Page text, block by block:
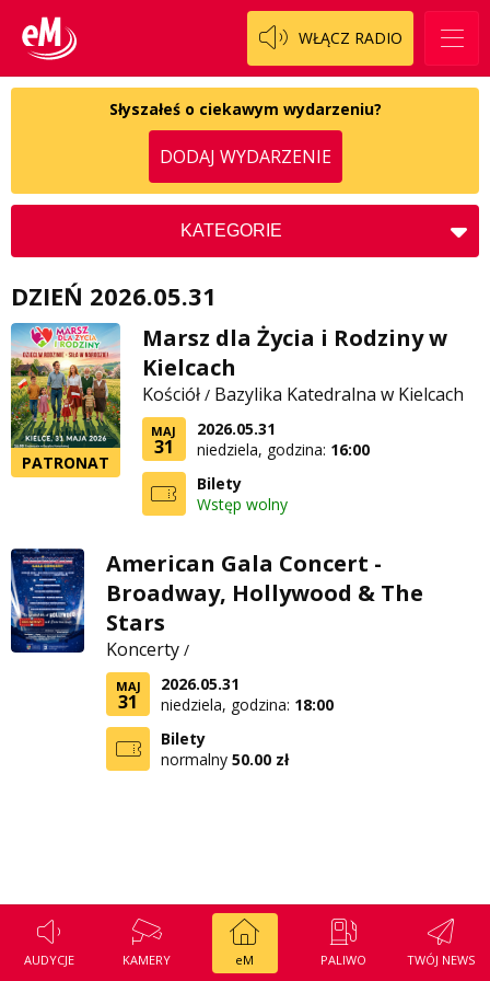
WŁĄCZ RADIO
Włoszczowski
Cały ten sport
Dzieciaki Cudaki
Fascynująca nauka
Modna kultura
Pacjent, którego nie zapomnę
Pasjonaci
Piąta strona świata
Prawdę mówiąc
Słowo Dnia
Weekend z blondynką
W starych Kielcach
Wszystko w temacie
Koncert życzeń
Regulamin programu Patron
Logo do pobrania
Regulamin konkursów
Regulamin przesyłania materiałów
Regulamin sklepu internetowego
Regulamin darowizn
Regulamin konkursu Zwierzak naszej klasy
Polityka prywatności
ZNAJDZIESZ NAS TAKŻE NA
AUDYCJE KAMERY eM PALIWO TWÓJ NEWS
Słyszałeś o ciekawym wydarzeniu?
DODAJ WYDARZENIE
KATEGORIE
Kultura
Charytatywne
Społeczne
Zdrowie
DZIEŃ 2026.05.31
PATRONAT
Marsz dla Życia i Rodziny w
Kielcach
Kościół/ Bazylika Katedralna w Kielcach
MAJ
31
2026.05.31
niedziela, godzina: 16:00
Bilety
Wstęp wolny
American Gala Concert -
Broadway, Hollywood & The
Stars
Koncerty /
MAJ
31
2026.05.31
niedziela, godzina: 18:00
Bilety
normalny50.00 zł